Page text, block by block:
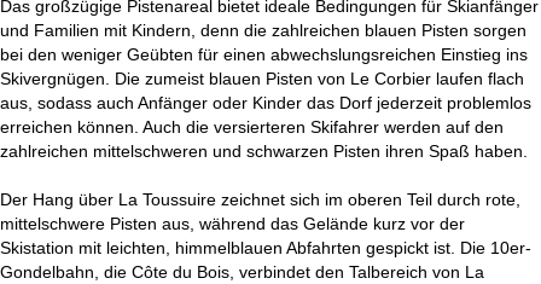
Das großzügige Pistenareal bietet ideale Bedingungen für Skianfänger
und Familien mit Kindern, denn die zahlreichen blauen Pisten sorgen
bei den weniger Geübten für einen abwechslungsreichen Einstieg ins
Skivergnügen. Die zumeist blauen Pisten von Le Corbier laufen flach
aus, sodass auch Anfänger oder Kinder das Dorf jederzeit problemlos
erreichen können. Auch die versierteren Skifahrer werden auf den
zahlreichen mittelschweren und schwarzen Pisten ihren Spaß haben.
Der Hang über La Toussuire zeichnet sich im oberen Teil durch rote,
mittelschwere Pisten aus, während das Gelände kurz vor der
Skistation mit leichten, himmelblauen Abfahrten gespickt ist. Die 10er-
Gondelbahn, die Côte du Bois, verbindet den Talbereich von La